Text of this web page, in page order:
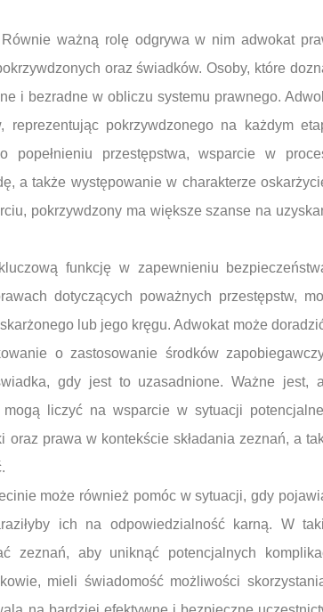
ważną rolę odgrywa w nim adwokat
oraz świadków. Osoby, które
i bezradne w obliczu systemu prawnego.
pokrzywdzonego na każdym
popełnieniu przestępstwa, wsparcie w
a także występowanie w charakterze
pokrzywdzony ma większe szanse na
funkcję w zapewnieniu
dotyczących poważnych przestępstw,
lub jego kręgu. Adwokat może
o zastosowanie środków
gdy jest to uzasadnione. Ważne jest,
liczyć na wsparcie w sytuacji
prawa w kontekście składania zeznań, a
może również pomóc w sytuacji, gdy
ich na odpowiedzialność karną. W
zeznań, aby uniknąć potencjalnych
mieli świadomość możliwości